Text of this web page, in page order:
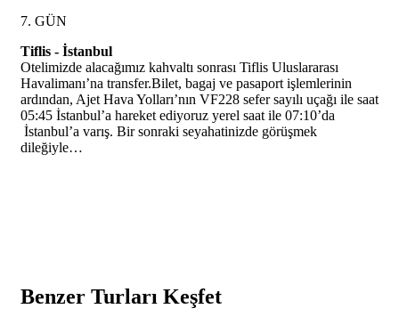
7. GÜN
Tiflis - İstanbul
Otelimizde alacağımız kahvaltı sonrası Tiflis Uluslararası
Havalimanı’na transfer.Bilet, bagaj ve pasaport işlemlerinin
ardından, Ajet Hava Yolları’nın VF228 sefer sayılı uçağı ile saat
05:45 İstanbul’a hareket ediyoruz yerel saat ile 07:10’da
İstanbul’a varış. Bir sonraki seyahatinizde görüşmek
dileğiyle…
Benzer Turları Keşfet